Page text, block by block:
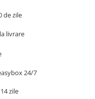
de zile
livrare
24/7
zile